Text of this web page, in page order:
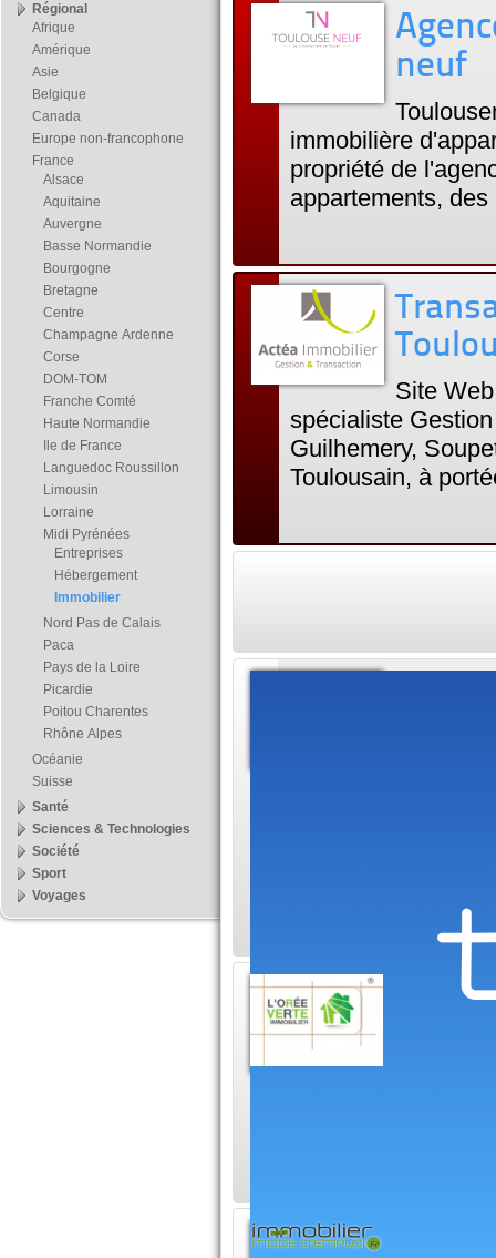
neuf
immobilière
propriété de
appartements,
Site
spécialiste
Guilhemery,
Toulousain, à
Régional
Afrique
Amérique
Asie
Belgique
Canada
Europe non-francophone
France
Alsace
Aquitaine
Auvergne
Basse Normandie
Bourgogne
Bretagne
Centre
Champagne Ardenne
Corse
DOM-TOM
Franche Comté
Haute Normandie
Ile de France
Languedoc Roussillon
Limousin
Lorraine
Midi Pyrénées
Entreprises
Hébergement
Immobilier
Nord Pas de Calais
Paca
Pays de la Loire
Picardie
Poitou Charentes
Rhône Alpes
Océanie
Suisse
Santé
Sciences & Technologies
Société
Sport
Voyages